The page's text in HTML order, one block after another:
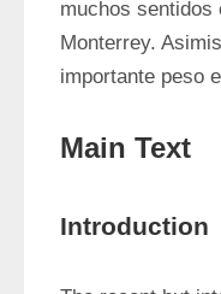
muchos sentidos
Monterrey.
importante peso
Main Text
Introduction